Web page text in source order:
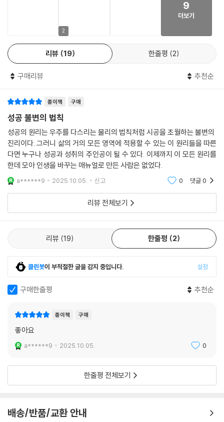
성취는 단순한 성공이 아닌 목표를 향해 나아가는 과정 그 자체이다. 이 장
은 목표 설정과 계획 수립, 실행, 장애물 극복을 다룬다. 실현 가능한 행동
계획을 세우는 것이 2장의 핵심이다.
3장 행복을 부르는 법칙
의 이론을 바탕으로 인간이 행복해지기 위해 무엇을 해야 하는지 심리학적
접근으로 풀어낸다.
4장 관계를 다스리는 법칙
성공적인 삶의 85%는 인간관계에서 비롯된다. 이 장에서는 관계를 오래
유지하는 힘, 성숙함, 사랑의 다양한 정의를 통해 진정한 관계 형성의 기술
을 알려준다.
5장 경제적 자유를 이루어주는 법칙
재정적 안정과 자유는 전략적 사고에서 시작된다고 저자는 말한다. 이 장
6장 협상의 고수에 이르는 법칙
협상은 인생의 중요한 기술이다. 이 장에서는 로저 도슨의 원칙을 바탕으
로 협상에서 주도권을 쥐는 실전 전략을 소개한다. 그뿐만 아니라 가격 제
안, 반응 전략, 타이밍의 중요성 등도 설명한다.
7장 돈을 불리는 재테크의 법칙
투자는 지식과 원칙이 필요한 분야이다. 이 장은 복리의 마법, 리스크 관리,
투자자 마인드셋을 바탕으로 돈이 일하게 만드는 전략을 다룬다.
8장 부자가 되는 법칙
부자는 어떻게 만들어지는가? 부의 습관, 사고방식, 일의 방식, 시간 활용
9장 판매의 달인이 되는 법칙
2
9
더보기
리뷰 19 한줄평 2
구매리뷰 추천순
종이책 구매
성공 불변의 법칙
성공의 원리는 우주를 다스리는 물리의 법칙처럼 시공을 초월하는 불변의
진리이다. 그러니 삶의 거의 모든 영역에 적용할 수 있는 이 원리들을 따른
다면 누구나 성공과 성취의 주인공이 될 수 있다. 이제까지 이 모든 원리를
한데 모아 인생을 바꾸는 매뉴얼로 만든 사람은 없었다.
a******9 2025.10.05. 신고 0 댓글0
리뷰 전체보기
리뷰 19 한줄평 2
클린봇이 부적절한 글을 감지 중입니다. 설정
구매한줄평 추천순
종이책 구매
좋아요
a******9 2025.10.05. 0
한줄평 전체보기
배송/반품/교환 안내